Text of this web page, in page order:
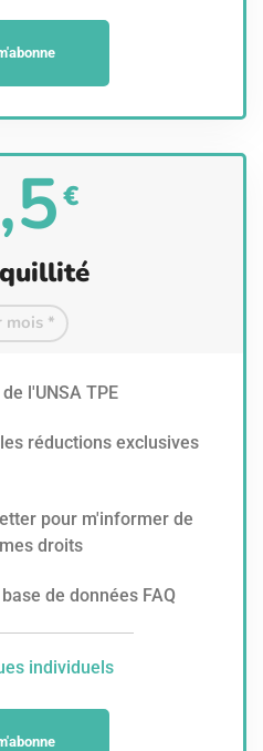
€
mois *
l'UNSA TPE
réductions exclusives
pour m'informer de
droits
de données FAQ
individuels